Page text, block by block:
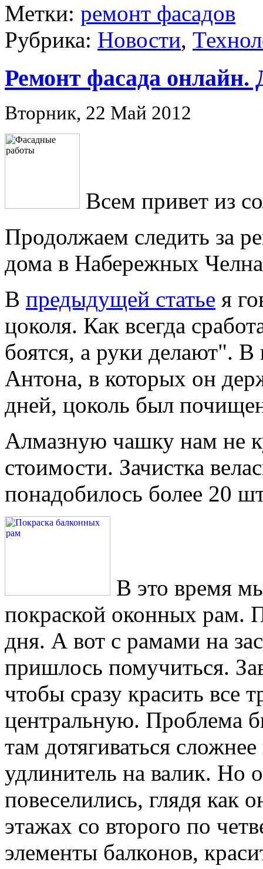
Метки: ремонт фасадов
Рубрика: Новости,
Ремонт фасада онлайн.
Вторник, 22 Май 2012
Всем привет из
Продолжаем следить за
дома в Набережных
В предыдущей статье я
цоколя. Как всегда
боятся, а руки делают".
Антона, в которых он
дней, цоколь был
Алмазную чашку нам не
стоимости. Зачистка
понадобилось более 20
В это время
покраской оконных рам.
дня. А вот с рамами на
пришлось помучиться.
чтобы сразу красить все
центральную. Проблема
там дотягиваться
удлинитель на валик. Но
повеселились, глядя как
этажах со второго по
элементы балконов,